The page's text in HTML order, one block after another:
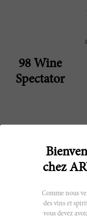
98 Wine
Spectator
96 James
Suckling
chez
Comme nous
des vins et
vous devez